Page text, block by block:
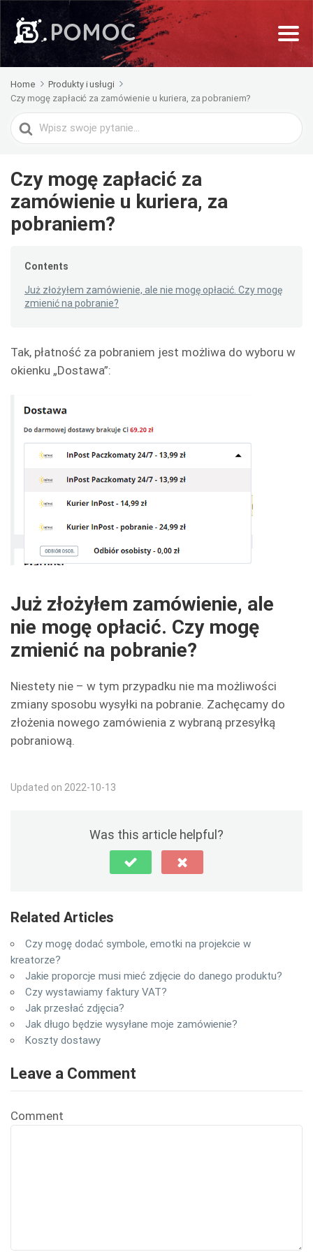
Home
Produkty i usługi
Czy mogę zapłacić za zamówienie u kuriera, za pobraniem?
Search
For
Czy mogę zapłacić za
zamówienie u kuriera, za
pobraniem?
Contents
Już złożyłem zamówienie, ale nie mogę opłacić. Czy mogę
zmienić na pobranie?
Tak, płatność za pobraniem jest możliwa do wyboru w
okienku „Dostawa”:
Już złożyłem zamówienie, ale
nie mogę opłacić. Czy mogę
zmienić na pobranie?
Niestety nie – w tym przypadku nie ma możliwości
zmiany sposobu wysyłki na pobranie. Zachęcamy do
złożenia nowego zamówienia z wybraną przesyłką
pobraniową.
Updated on 2022-10-13
Was this article helpful?
Related Articles
Czy mogę dodać symbole, emotki na projekcie w
kreatorze?
Jakie proporcje musi mieć zdjęcie do danego produktu?
Czy wystawiamy faktury VAT?
Jak przesłać zdjęcia?
Jak długo będzie wysyłane moje zamówienie?
Koszty dostawy
Leave a Comment
Comment